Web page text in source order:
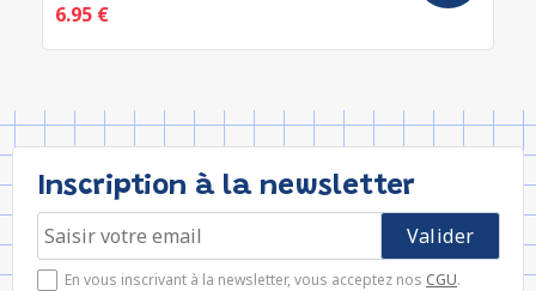
6.95 €
Inscription à la newsletter
En vous inscrivant à la newsletter, vous acceptez nos CGU.